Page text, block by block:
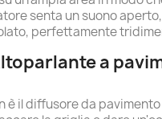
senta un suono
perfettamente
a
è il diffusore da